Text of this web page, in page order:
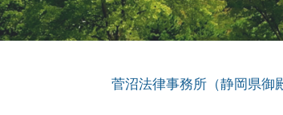
菅沼法律事務所（静岡県御